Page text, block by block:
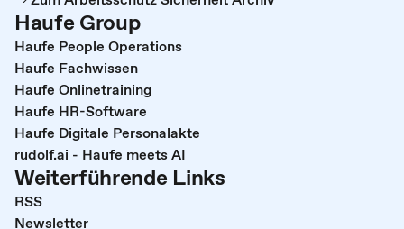
Haufe Group
Haufe People Operations
Haufe Fachwissen
Haufe Onlinetraining
Haufe HR-Software
Haufe Digitale Personalakte
rudolf.ai - Haufe meets AI
Weiterführende Links
RSS
Newsletter